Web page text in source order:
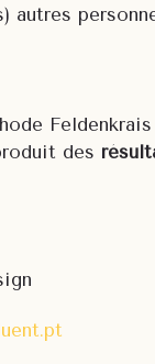
autres
des